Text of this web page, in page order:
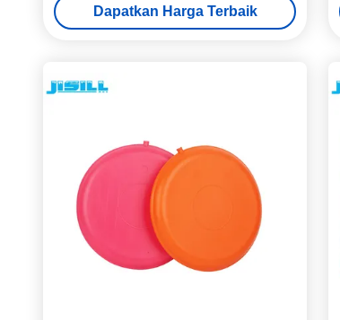
Dapatkan Harga Terbaik